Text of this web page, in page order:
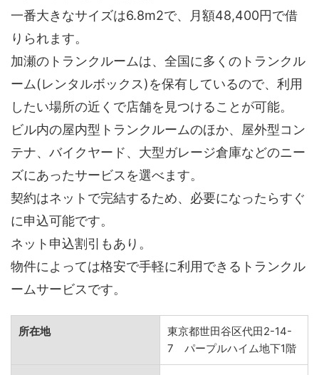
一番大きなサイズは6.8m2で、月額48,400円で借
りられます。
加瀬のトランクルームは、全国に多くのトランクル
ーム(レンタルボックス)を保有しているので、利用
したい場所の近くで店舗を見つけることが可能。
ビル内の屋内型トランクルームのほか、屋外型コン
テナ、バイクヤード、大型ガレージ倉庫などのニー
ズにあったサービスを選べます。
契約はネットで完結するため、必要になったらすぐ
に申込可能です。
ネット申込割引もあり。
物件によっては格安で手軽に利用できるトランクル
ームサービスです。
所在地
東京都世田谷区代田2-14-
7 パープルハイム地下1階